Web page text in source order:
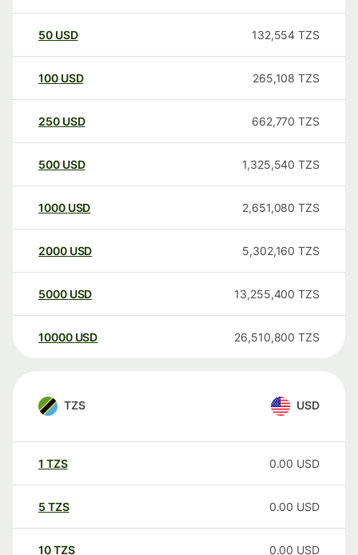
50 USD 132,554 TZS
100 USD 265,108 TZS
250 USD 662,770 TZS
500 USD 1,325,540 TZS
1000 USD 2,651,080 TZS
2000 USD 5,302,160 TZS
5000 USD 13,255,400 TZS
10000 USD 26,510,800 TZS
TZS USD
1 TZS 0.00 USD
5 TZS 0.00 USD
10TZS 0.00 USD